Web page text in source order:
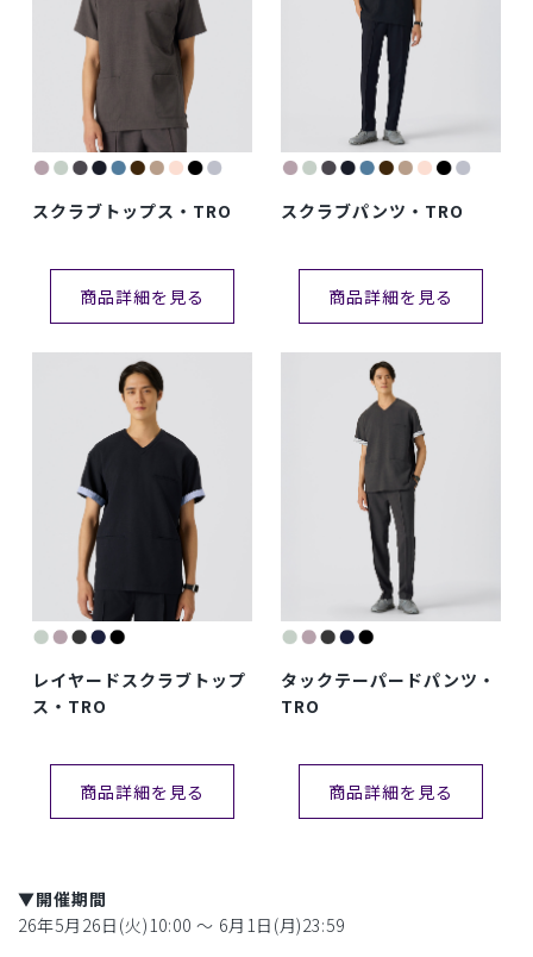
スクラブトップス・TRO
商品詳細を見る
スクラブパンツ・TRO
商品詳細を見る
レイヤードスクラブトップ
ス・TRO
商品詳細を見る
タックテーパードパンツ・
TRO
商品詳細を見る
▼開催期間
26年5月26日(火)10:00 〜 6月1日(月)23:59